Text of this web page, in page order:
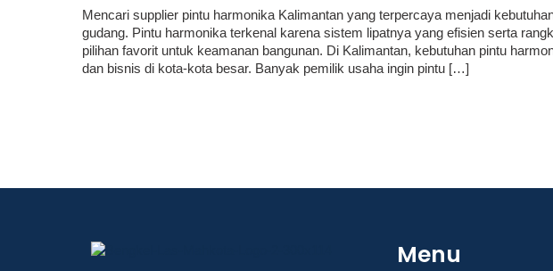
Mencari supplier pintu harmonika Kalimantan yang terpercaya menjadi
gudang. Pintu harmonika terkenal karena sistem lipatnya yang efisien serta
pilihan favorit untuk keamanan bangunan. Di Kalimantan, kebutuhan pintu
dan bisnis di kota-kota besar. Banyak pemilik usaha ingin pintu […]
Menu